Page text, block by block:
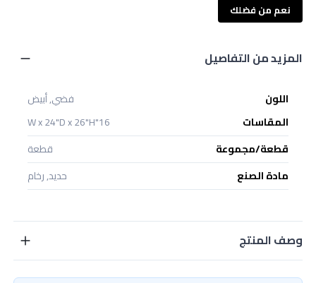
نعم من فضلك
المزيد من التفاصيل
اللون
فضي, أبيض
المقاسات
16"W x 24"D x 26"H
قطعة/مجموعة
قطعة
مادة الصنع
حديد, رخام
وصف المنتج